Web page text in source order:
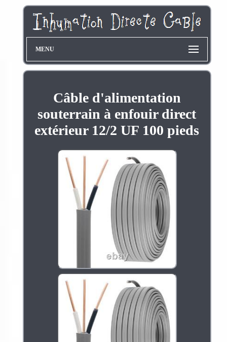
MENU
Câble d'alimentation
souterrain à enfouir direct
extérieur 12/2 UF 100 pieds